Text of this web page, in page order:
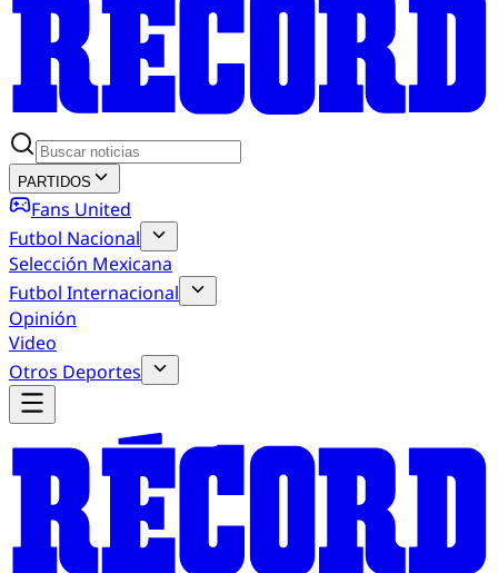
PARTIDOS
Fans United
Futbol Nacional
Selección Mexicana
Futbol Internacional
Opinión
Video
Otros Deportes